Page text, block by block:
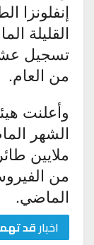
إنفلونزا
القليلة
تسجيل
من العام.
وأعلنت
الشهر
ملايين
الماضي.
اخبارقد